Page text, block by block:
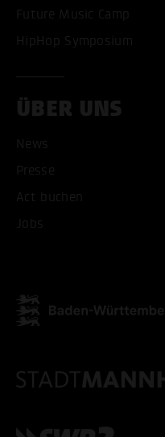
Future Music Camp
HipHop Symposium
ÜBER UNS
News
Presse
Act buchen
Jobs